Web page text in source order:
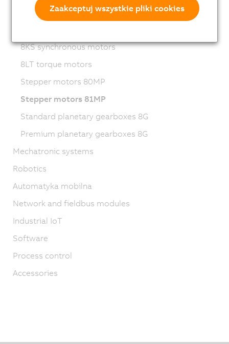
8JSA synchronous motors
8KS synchronous motors
8LT torque motors
Stepper motors 80MP
Stepper motors 81MP
Standard planetary gearboxes 8G
Premium planetary gearboxes 8G
Mechatronic systems
Robotics
Automatyka mobilna
Network and fieldbus modules
Industrial IoT
Software
Process control
Accessories
Zaakceptuj wszystkie pliki cookies